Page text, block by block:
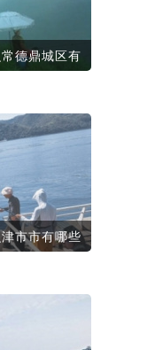
德鼎城区有
市市有哪些